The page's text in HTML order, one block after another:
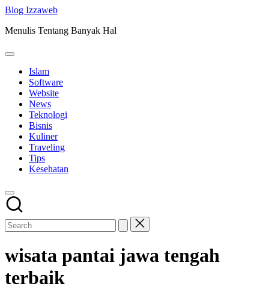
Skip
content
Blog Izzaweb
Menulis Tentang Banyak Hal
Islam
Software
Website
News
Teknologi
Bisnis
Kuliner
Traveling
Tips
Kesehatan
wisata pantai jawa tengah
terbaik